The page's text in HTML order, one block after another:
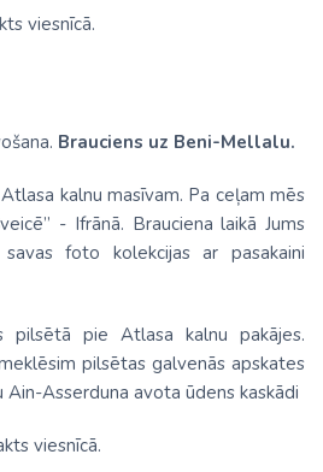
viesnīcā.
Brauciens uz Beni-Mellalu.
kalnu masīvam. Pa ceļam mēs
- Ifrānā. Brauciena laikā Jums
foto kolekcijas ar pasakaini
pilsētā pie Atlasa kalnu pakājes.
pilsētas galvenās apskates
Asserduna avota ūdens kaskādi
viesnīcā.